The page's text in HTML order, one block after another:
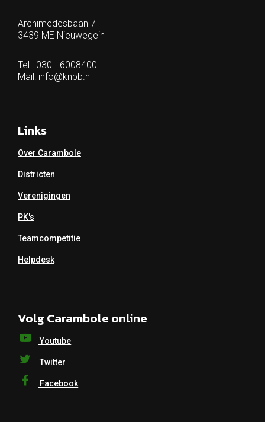
Archimedesbaan 7
3439 ME Nieuwegein
Tel.: 030 - 6008400
Mail: info@knbb.nl
Links
Over Carambole
Districten
Verenigingen
PK's
Teamcompetitie
Helpdesk
Volg Carambole online
Youtube
Twitter
Facebook